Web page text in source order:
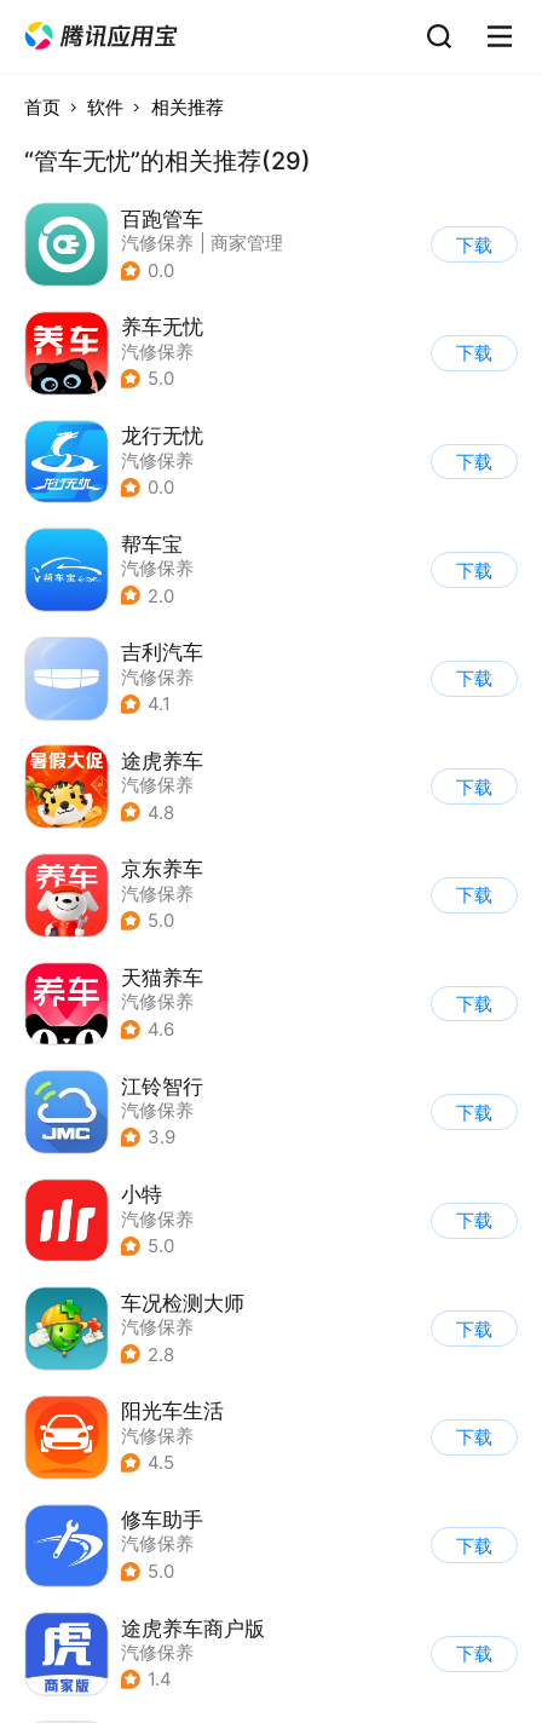
首页 软件 相关推荐
“管车无忧”的相关推荐(29)
百跑管车
汽修保养
商家管理
0.0
下载
养车无忧
汽修保养
5.0
下载
龙行无忧
汽修保养
0.0
下载
帮车宝
汽修保养
2.0
下载
吉利汽车
汽修保养
4.1
下载
途虎养车
汽修保养
4.8
下载
京东养车
汽修保养
5.0
下载
天猫养车
汽修保养
4.6
下载
江铃智行
汽修保养
3.9
下载
小特
汽修保养
5.0
下载
车况检测大师
汽修保养
2.8
下载
阳光车生活
汽修保养
4.5
下载
修车助手
汽修保养
5.0
下载
途虎养车商户版
汽修保养
1.4
下载